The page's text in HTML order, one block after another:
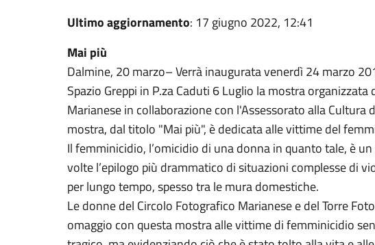
Ultimo aggiornamento: 17 giugno 2022, 12:41
Mai più
Dalmine, 20 marzo– Verrà inaugurata venerdì 24 marzo
Spazio Greppi in P.za Caduti 6 Luglio la mostra
Marianese in collaborazione con l'Assessorato alla Cultura
mostra, dal titolo "Mai più", è dedicata alle vittime del
Il femminicidio, l’omicidio di una donna in quanto tale, è
volte l’epilogo più drammatico di situazioni complesse di
per lungo tempo, spesso tra le mura domestiche.
Le donne del Circolo Fotografico Marianese e del Torre
omaggio con questa mostra alle vittime di femminicidio